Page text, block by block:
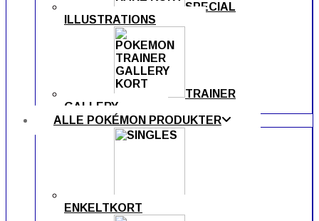
SPECIAL
ILLUSTRATIONS
TRAINER
GALLERY
ALLE POKÉMON PRODUKTER
ENKELTKORT